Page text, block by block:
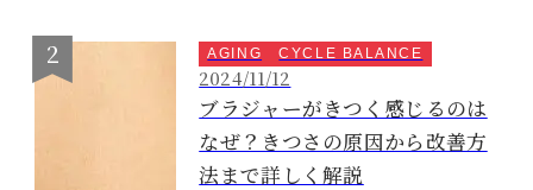
AGING CYCLE BALANCE
2024/11/12
ブラジャーがきつく感じるのは
なぜ？きつさの原因から改善方
法まで詳しく解説